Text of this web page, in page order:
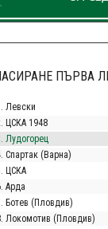
ПЪРВА
Левски
ЦСКА 1948
Лудогорец
Спартак (Варна)
ЦСКА
Арда
Ботев (Пловдив)
Локомотив (Пловдив)